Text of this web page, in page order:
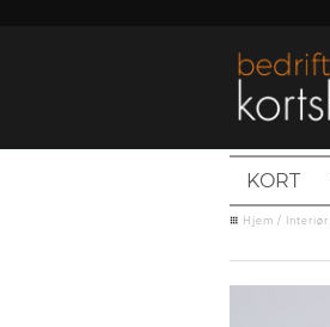
KORT
Hjem / Interiør